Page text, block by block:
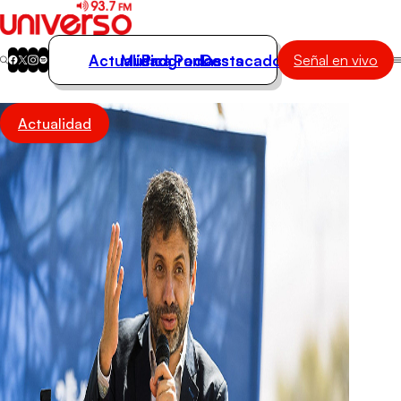
Actualidad
Música
Programas
Podcasts
Destacados
Actualidad
Música
Programas
Podcasts
Destacados Señal en vivo
Actualidad